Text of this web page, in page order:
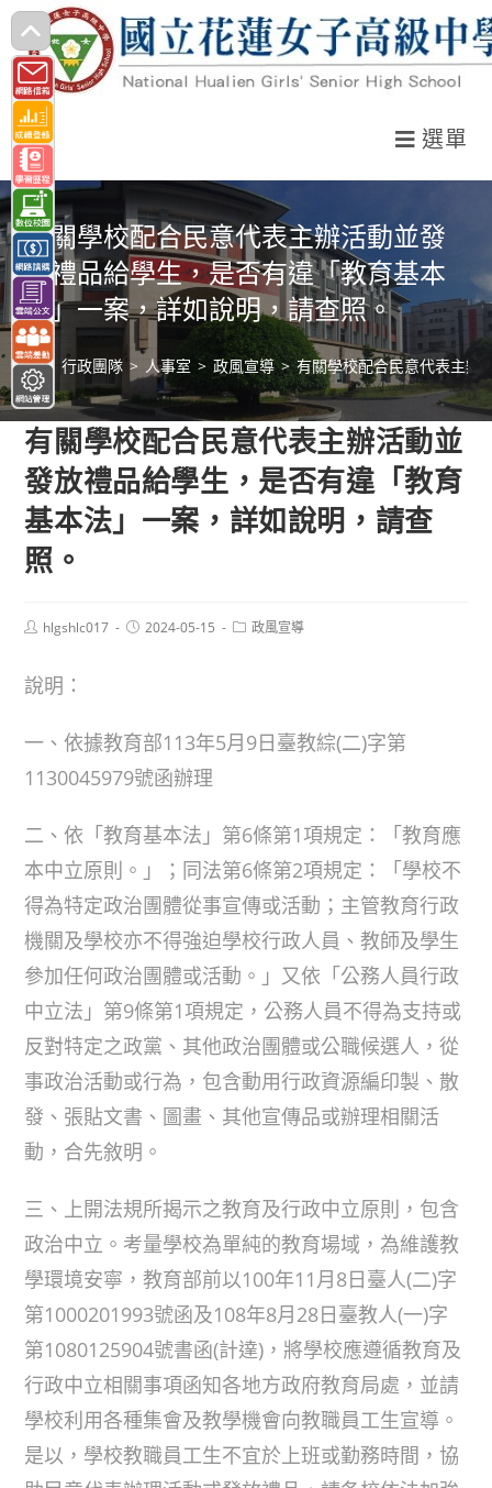
跳
轉
至
主
要
內
容
選單
有關學校配合民意代表主辦活動並發
放禮品給學生，是否有違「教育基本
法」一案，詳如說明，請查照。
> 行政團隊 > 人事室 > 政風宣導 > 有關學校配合民意代表主辦
有關學校配合民意代表主辦活動並
發放禮品給學生，是否有違「教育
基本法」一案，詳如說明，請查
照。
Posthlgshlc017
Post2024-05-15
Post政風宣導
說明：
一、依據教育部113年5月9日臺教綜(二)字第
1130045979號函辦理
二、依「教育基本法」第6條第1項規定：「教育應
本中立原則。」；同法第6條第2項規定：「學校不
得為特定政治團體從事宣傳或活動；主管教育行政
機關及學校亦不得強迫學校行政人員、教師及學生
參加任何政治團體或活動。」又依「公務人員行政
中立法」第9條第1項規定，公務人員不得為支持或
反對特定之政黨、其他政治團體或公職候選人，從
事政治活動或行為，包含動用行政資源編印製、散
發、張貼文書、圖畫、其他宣傳品或辦理相關活
動，合先敘明。
三、上開法規所揭示之教育及行政中立原則，包含
政治中立。考量學校為單純的教育場域，為維護教
學環境安寧，教育部前以100年11月8日臺人(二)字
第1000201993號函及108年8月28日臺教人(一)字
第1080125904號書函(計達)，將學校應遵循教育及
行政中立相關事項函知各地方政府教育局處，並請
學校利用各種集會及教學機會向教職員工生宣導。
是以，學校教職員工生不宜於上班或勤務時間，協